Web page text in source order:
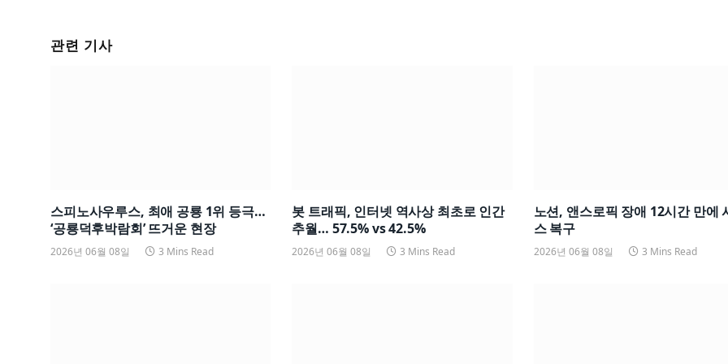
관련 기사
스피노사우루스, 최애 공룡 1위 등극…
‘공룡덕후박람회’ 뜨거운 현장
2026년 06월 08일 3 Mins Read
봇 트래픽, 인터넷 역사상 최초로 인간
추월… 57.5% vs 42.5%
2026년 06월 08일 3 Mins Read
노션, 앤스로픽 장애 12시간 만에
스 복구
2026년 06월 08일 3 Mins Read